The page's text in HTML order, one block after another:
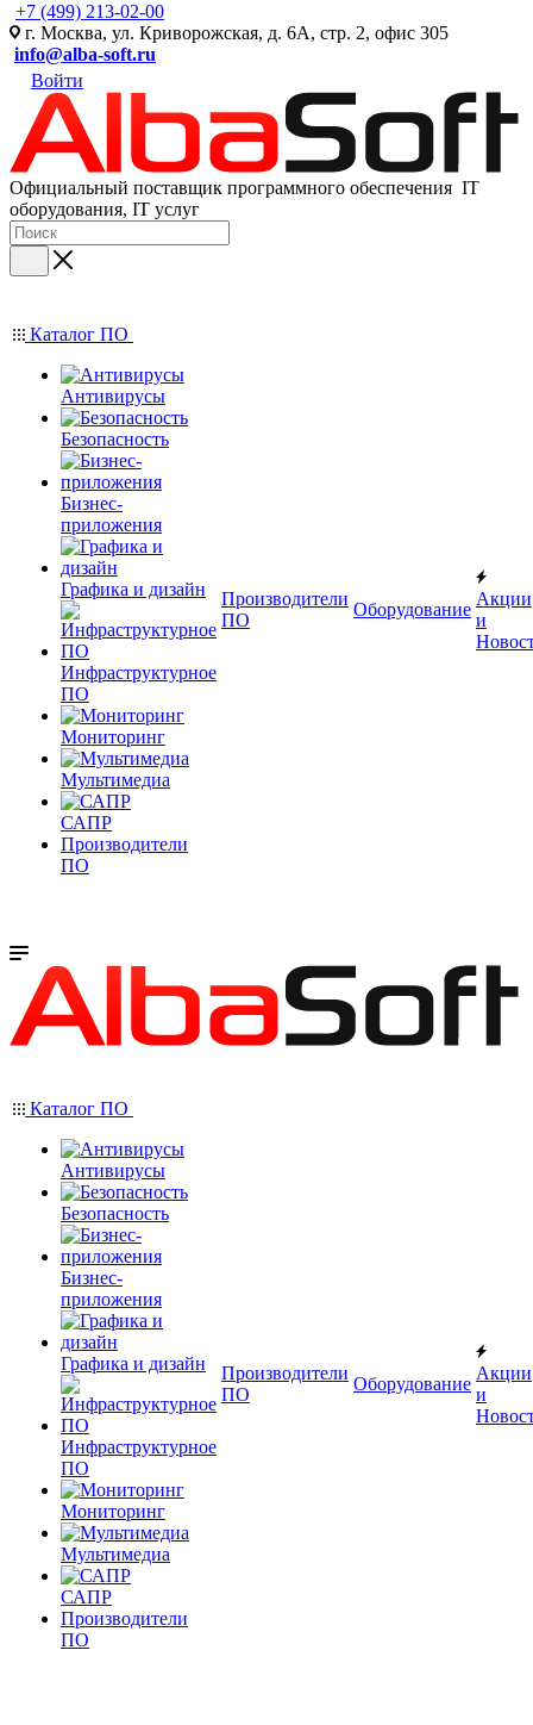
+7 (499) 213-02-00
г. Москва, ул. Криворожская, д. 6А, стр. 2, офис 305
info@alba-soft.ru
Войти
Официальный поставщик программного обеспечения IT
оборудования, IT услуг
Каталог ПО
Антивирусы
Безопасность
Бизнес-
приложения
Графика и дизайн
Инфраструктурное
ПО
Мониторинг
Мультимедиа
САПР
Производители
ПО
Производители
ПО
Оборудование
Акции
и
Каталог ПО
Антивирусы
Безопасность
Бизнес-
приложения
Графика и дизайн
Инфраструктурное
ПО
Мониторинг
Мультимедиа
САПР
Производители
ПО
Производители
ПО
Оборудование
Акции
и